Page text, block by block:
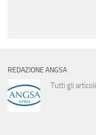
REDAZIONE ANGSA
Tutti gli articoli